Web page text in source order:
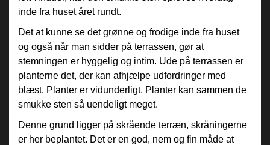
inde fra huset året rundt.
Det at kunne se det grønne og frodige inde fra huset
og også når man sidder på terrassen, gør at
stemningen er hyggelig og intim. Ude på terrassen er
planterne det, der kan afhjælpe udfordringer med
blæst. Planter er vidunderligt. Planter kan sammen de
smukke sten så uendeligt meget.
Denne grund ligger på skrående terræn, skråningerne
er her beplantet. Det er en god, nem og fin måde at